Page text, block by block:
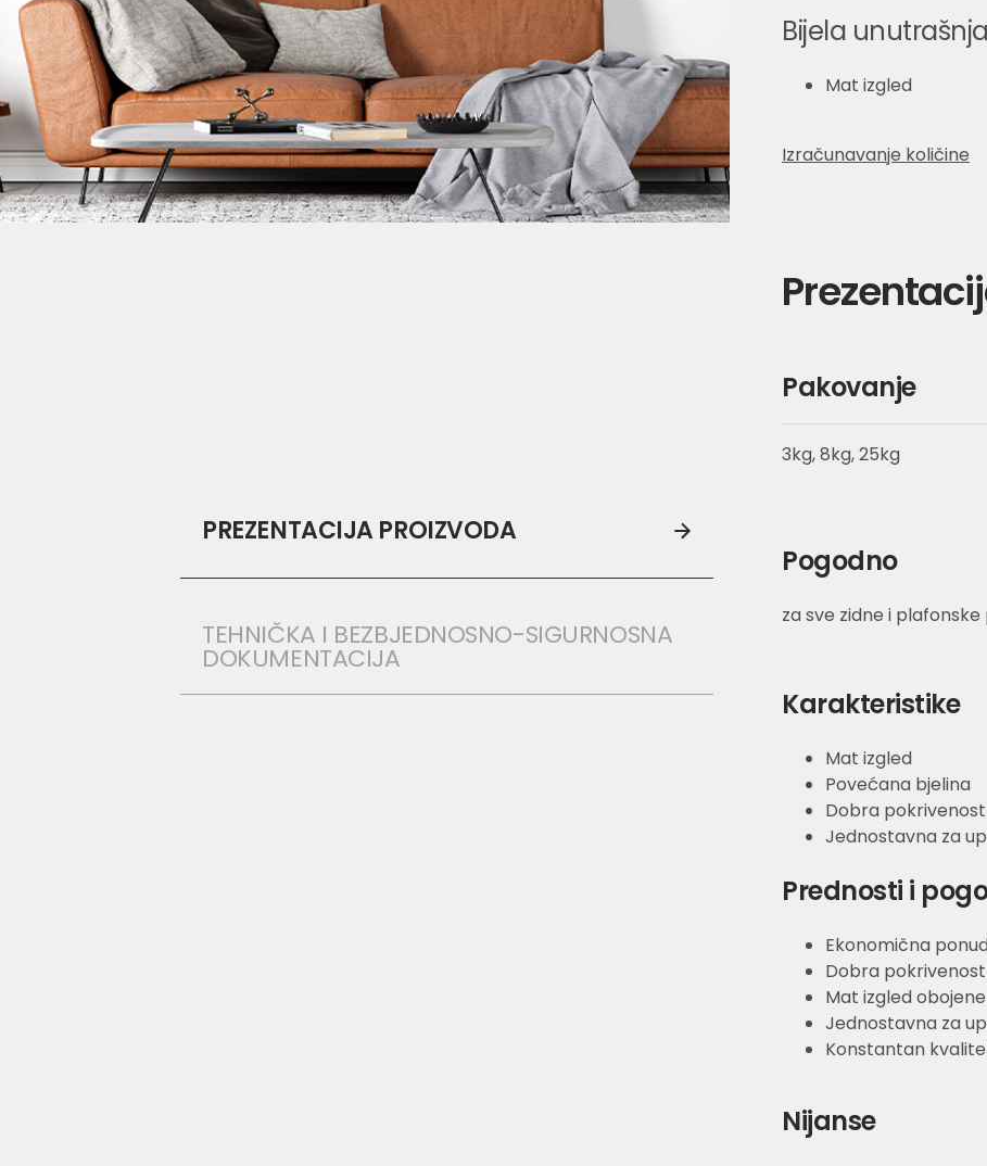
PREZENTACIJA PROIZVODA
TEHNIČKA I BEZBJEDNOSNO-SIGURNOSNA
DOKUMENTACIJA
Bijela
Mat izgled
Izračunavanje količine
Pakovanje
3kg, 8kg, 25kg
Pogodno
za sve zidne i
Karakteristike
Mat izgled
Povećana bjelina
Dobra pokrivenost
Jednostavna za
Prednosti i
Ekonomična
Dobra
Mat izgled
Jednostavna za
Konstantan
Nijanse